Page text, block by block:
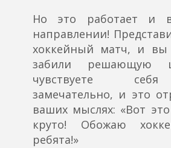
Но это работает и
направлении!
хоккейный матч, и вы
забили решающую
чувствуете
замечательно, и это
ваших мыслях: «Вот
круто! Обожаю
ребята!»